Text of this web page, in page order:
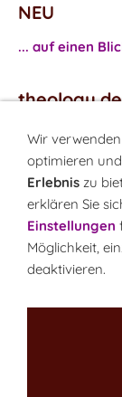
NEU
... auf einen
...Facebook
...Twitter
Rätseln &
Wir
optimieren
Erlebnis zu
erklären Sie
Einstellungen
Möglichkeit,
deaktivieren.